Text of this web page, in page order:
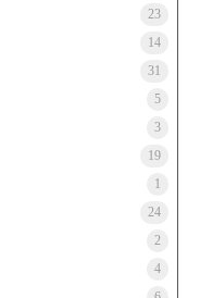
23
14
31
5
3
19
1
24
2
4